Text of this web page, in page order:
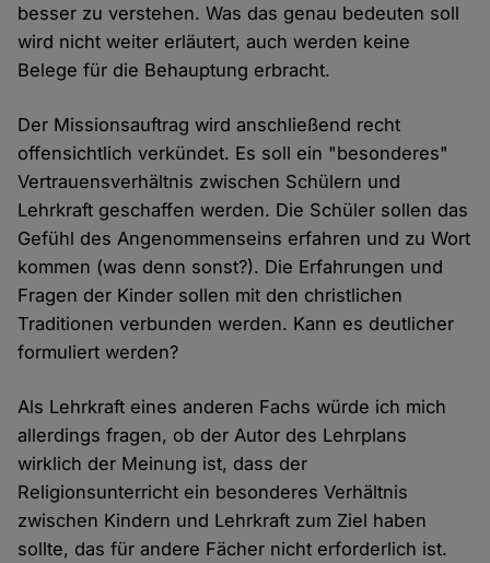
besser zu verstehen. Was das genau bedeuten soll
wird nicht weiter erläutert, auch werden keine
Belege für die Behauptung erbracht.
Der Missionsauftrag wird anschließend recht
offensichtlich verkündet. Es soll ein "besonderes"
Vertrauensverhältnis zwischen Schülern und
Lehrkraft geschaffen werden. Die Schüler sollen das
Gefühl des Angenommenseins erfahren und zu Wort
kommen (was denn sonst?). Die Erfahrungen und
Fragen der Kinder sollen mit den christlichen
Traditionen verbunden werden. Kann es deutlicher
formuliert werden?
Als Lehrkraft eines anderen Fachs würde ich mich
allerdings fragen, ob der Autor des Lehrplans
wirklich der Meinung ist, dass der
Religionsunterricht ein besonderes Verhältnis
zwischen Kindern und Lehrkraft zum Ziel haben
sollte, das für andere Fächer nicht erforderlich ist.